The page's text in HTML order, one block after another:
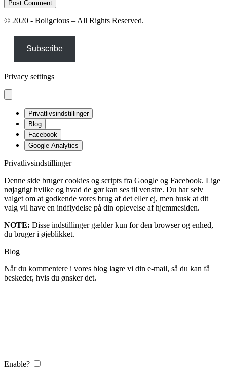
© 2020 - Boligcious – All Rights Reserved.
Subscribe
Privacy settings
Privatlivsindstillinger
Blog
Facebook
Google Analytics
Privatlivsindstillinger
Denne side bruger cookies og scripts fra Google og Facebook. Lige
nøjagtigt hvilke og hvad de gør kan ses til venstre. Du har selv
valget om at godkende vores brug af det eller ej, men husk at dit
valg vil have en indflydelse på din oplevelse af hjemmesiden.
NOTE: Disse indstillinger gælder kun for den browser og enhed,
du bruger i øjeblikket.
Blog
Når du kommentere i vores blog lagre vi din e-mail, så du kan få
beskeder, hvis du ønsker det.
Enable?